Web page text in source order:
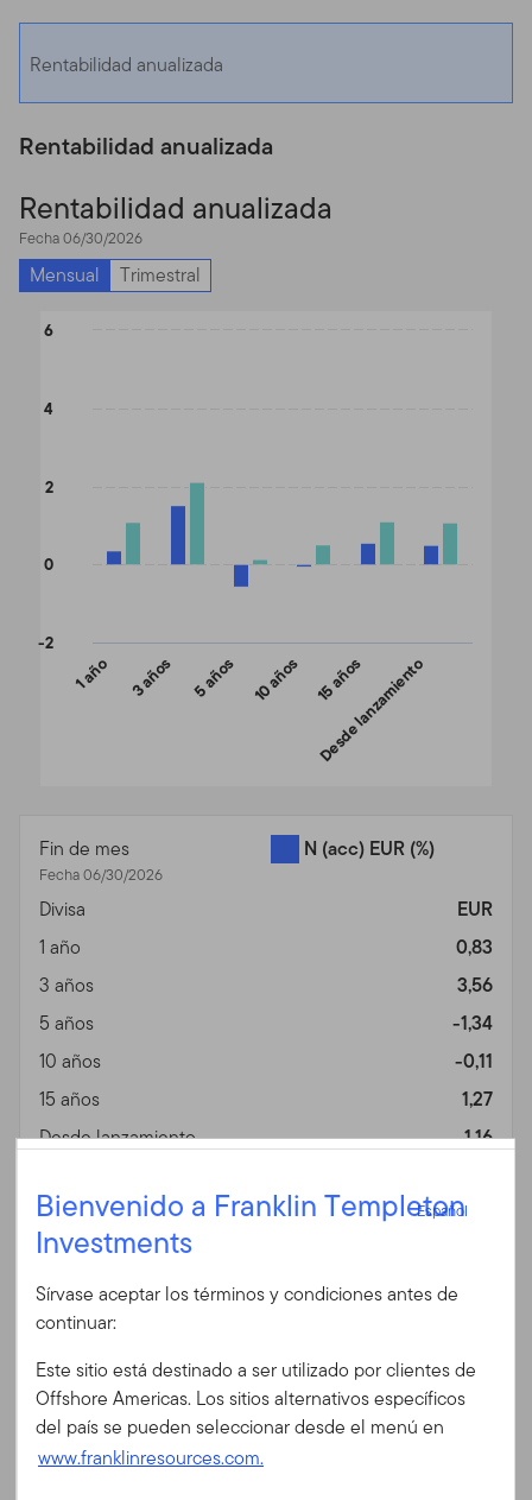
Iniciar sesión
ID de usuario
Contraseña
Rentabilidad anualizada
Rentabilidad anualizada
Rentabilidad anualizada
Fecha 06/30/2026
Mensual
Trimestral
Chart
The chart has 1 X axis displaying categories.
1 año 3 años 5 años 10 años 15 años
Desde lanzamiento
-2
0
2
4
6
Fin de mes
Fecha 06/30/2026
N (acc) EUR (%)
Divisa
EUR
1 año
0,83
3 años
3,56
5 años
-1,34
10 años
-0,11
15 años
1,27
Desde lanzamiento
1,16
Fin de mes
Corporates Index
1 año
2,55
3 años
5 años
Bienvenido a Franklin Templeton
Investments
Español
Sírvase aceptar los términos y condiciones antes de
continuar:
Este sitio está destinado a ser utilizado por clientes de
Offshore Americas. Los sitios alternativos específicos
del país se pueden seleccionar desde el menú en
www.franklinresources.com.